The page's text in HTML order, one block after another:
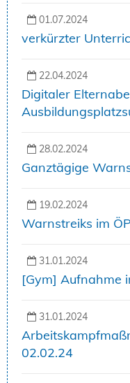
01.07.2024
verkürzter
22.04.2024
Digitaler
28.02.2024
Ganztägige
19.02.2024
Warnstreiks im
31.01.2024
[Gym] Aufnahme
31.01.2024
02.02.24